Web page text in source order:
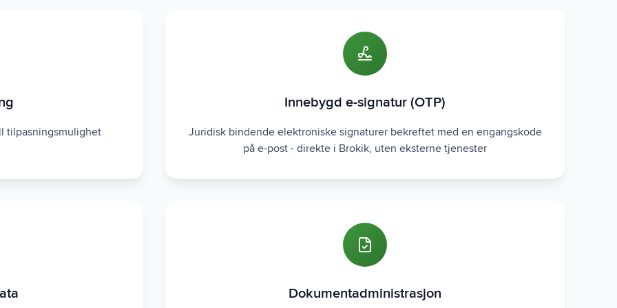
tilpasningsmulighet
Innebygd e-signatur (OTP)
Juridisk bindende elektroniske signaturer bekreftet med en engangskode
på e-post - direkte i Brokik, uten eksterne tjenester
Dokumentadministrasjon